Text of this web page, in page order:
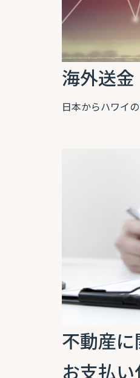
海外送金
日本からハワイ
不動産に
お支払